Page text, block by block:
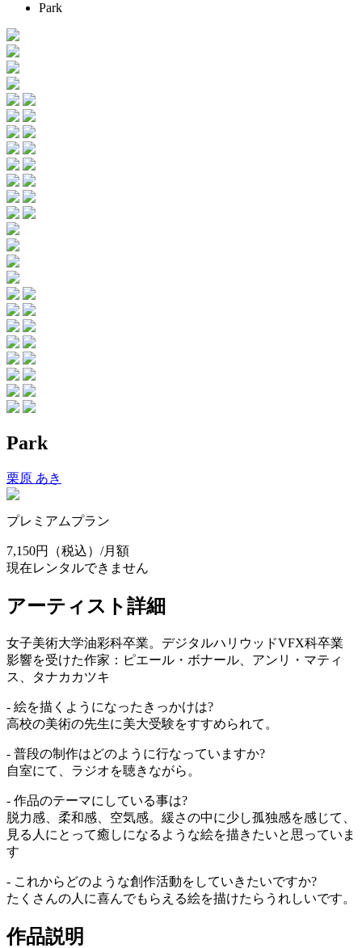
Park
Park
栗原 あき
プレミアムプラン
7,150円
（税込）/月額
現在レンタルできません
アーティスト詳細
女子美術大学油彩科卒業。デジタルハリウッドVFX科卒業
影響を受けた作家：ピエール・ボナール、アンリ・マティ
ス、タナカカツキ
- 絵を描くようになったきっかけは?
高校の美術の先生に美大受験をすすめられて。
- 普段の制作はどのように行なっていますか?
自室にて、ラジオを聴きながら。
- 作品のテーマにしている事は?
脱力感、柔和感、空気感。緩さの中に少し孤独感を感じて、
見る人にとって癒しになるような絵を描きたいと思っていま
す
- これからどのような創作活動をしていきたいですか?
たくさんの人に喜んでもらえる絵を描けたらうれしいです。
作品説明